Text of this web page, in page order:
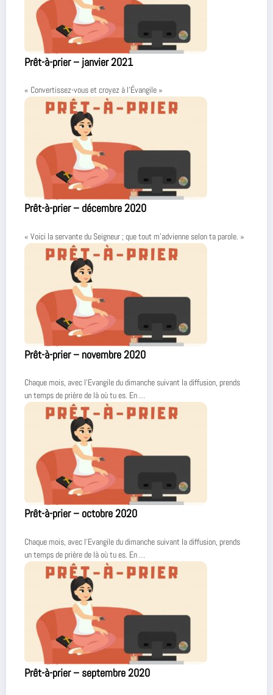
Prêt-à-prier – janvier 2021
« Convertissez-vous et croyez à l’Évangile »
Prêt-à-prier – décembre 2020
« Voici la servante du Seigneur ; que tout m’advienne selon ta parole. »
Prêt-à-prier – novembre 2020
Chaque mois, avec l’Evangile du dimanche suivant la diffusion, prends
un temps de prière de là où tu es. En …
Prêt-à-prier – octobre 2020
Chaque mois, avec l’Evangile du dimanche suivant la diffusion, prends
un temps de prière de là où tu es. En …
Prêt-à-prier – septembre 2020